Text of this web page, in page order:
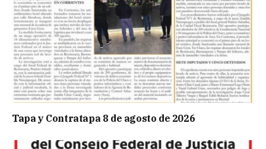
Tapa y Contratapa 8 de agosto de 2026